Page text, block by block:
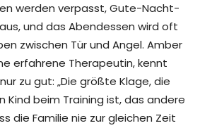
werden verpasst, Gute-Nacht-
und das Abendessen wird oft
zwischen Tür und Angel. Amber
erfahrene Therapeutin, kennt
zu gut: „Die größte Klage, die
Kind beim Training ist, das andere
die Familie nie zur gleichen Zeit